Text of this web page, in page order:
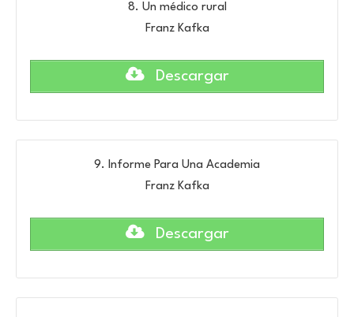
8. Un médico rural
Franz Kafka
Descargar
9. Informe Para Una Academia
Franz Kafka
Descargar